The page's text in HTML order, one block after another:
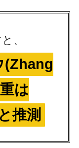
、
(Zhang
は
推測